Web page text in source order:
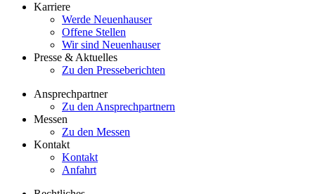
Karriere
Werde Neuenhauser
Offene Stellen
Wir sind Neuenhauser
Presse & Aktuelles
Zu den Presseberichten
Ansprechpartner
Zu den Ansprechpartnern
Messen
Zu den Messen
Kontakt
Kontakt
Anfahrt